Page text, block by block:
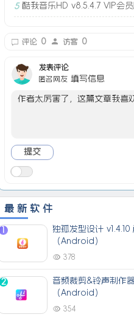
5 酷我音乐HD v8.5.4.7 VIP会
评论 0 访客 0
发表评论
匿名网友 填写信息
最新软件
1
独孤发型设计 v1.4.10
（Android）
378
2
音频裁剪&铃声制作
（Android）
354